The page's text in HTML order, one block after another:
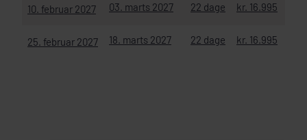
10. februar 2027 03. marts 2027 22 dage kr. 16.995
25. februar 2027 18. marts 2027 22 dage kr. 16.995